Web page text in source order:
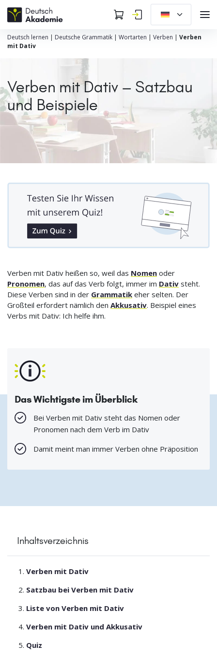
Deutsch lernen | Deutsche Grammatik | Wortarten | Verben | Verben
mit Dativ
Verben mit Dativ – Satzbau
und Beispiele
Verben mit Dativ heißen so, weil das Nomen oder
Pronomen, das auf das Verb folgt, immer im Dativ steht.
Diese Verben sind in der Grammatik eher selten. Der
Großteil erfordert nämlich den Akkusativ. Beispiel eines
Verbs mit Dativ: Ich helfe ihm.
Das Wichtigste im Überblick
Bei Verben mit Dativ steht das Nomen oder
Pronomen nach dem Verb im Dativ
Damit meint man immer Verben ohne Präposition
Inhaltsverzeichnis
Verben mit Dativ
Satzbau bei Verben mit Dativ
Liste von Verben mit Dativ
Verben mit Dativ und Akkusativ
Quiz